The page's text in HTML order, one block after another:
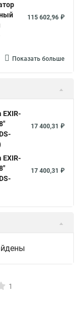
ds 2cd1148 i b
ds
ds 2ce16d8t
купольная
115 602,96 ₽
Показать больше
17 400,31 ₽
17 400,31 ₽
1